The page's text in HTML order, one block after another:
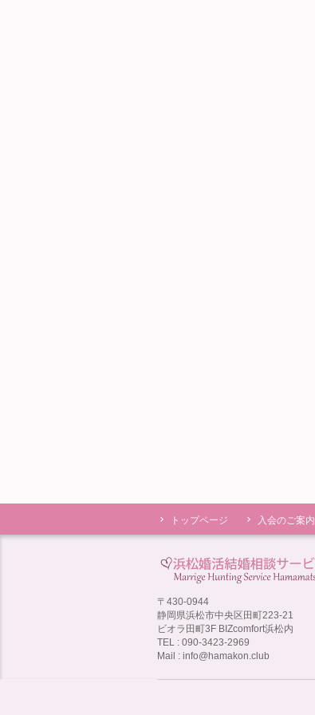
トップページ 入会のご案内
〒430-0944
静岡県浜松市中央区田町223-21
ビオラ田町3F BIZcomfort浜松内
TEL : 090-3423-2969
Mail : info@hamakon.club